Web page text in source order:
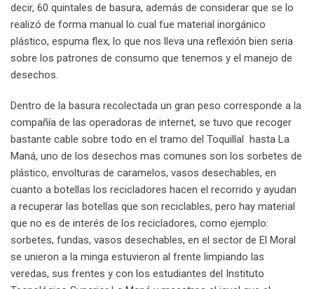
decir, 60 quintales de basura, además de considerar que se lo
realizó de forma manual lo cual fue material inorgánico
plástico, espuma flex, lo que nos lleva una reflexión bien seria
sobre los patrones de consumo que tenemos y el manejo de
desechos.
Dentro de la basura recolectada un gran peso corresponde a la
compañía de las operadoras de internet, se tuvo que recoger
bastante cable sobre todo en el tramo del Toquillal hasta La
Maná, uno de los desechos mas comunes son los sorbetes de
plástico, envolturas de caramelos, vasos desechables, en
cuanto a botellas los recicladores hacen el recorrido y ayudan
a recuperar las botellas que son reciclables, pero hay material
que no es de interés de los recicladores, como ejemplo:
sorbetes, fundas, vasos desechables, en el sector de El Moral
se unieron a la minga estuvieron al frente limpiando las
veredas, sus frentes y con los estudiantes del Instituto